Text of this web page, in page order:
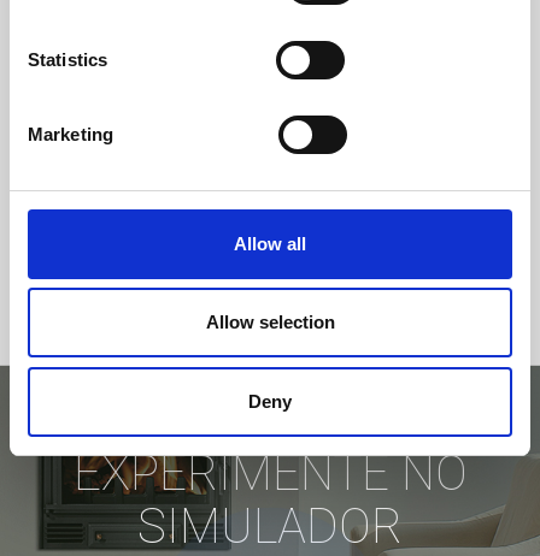
Statistics
Marketing
Allow all
Allow selection
Deny
EXPERIMENTE NO
SIMULADOR